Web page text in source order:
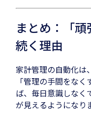
まとめ：「
続く理由
家計管理の自動化は
「管理の手間をな
ば、毎日意識しなく
が見えるようになり